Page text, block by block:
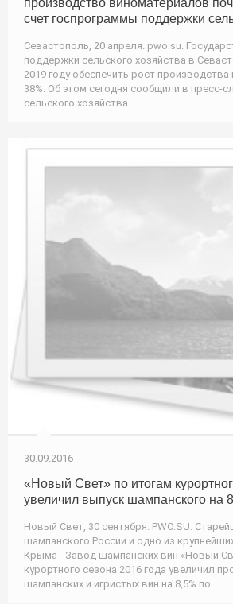
производство виноматериалов
счет госпрограммы поддержки
Севастополь, 20 апреля. pwo.su.
поддержки сельского хозяйства в
2019 году обеспечить рост
38%. Об этом сегодня сообщили в пресс-
сельского хозяйства
30.09.2016
«Новый Свет» по итогам
увеличил выпуск шампанского на
Новый Свет, 30 сентября. PWO.SU.
шампанского России и одно из
Крыма - Завод шампанских вин «Новый
курортного сезона 2016 года увеличил
шампанских и игристых вин на 8,5% по